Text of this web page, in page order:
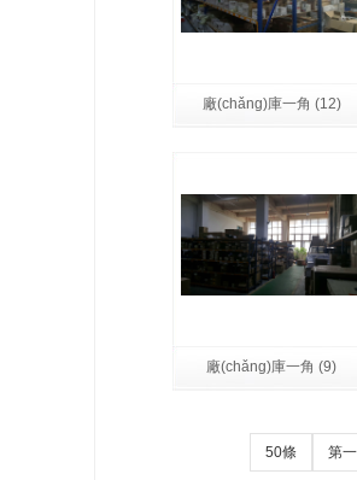
廠(chǎng)庫一角 (12)
廠(chǎng)庫一角 (9)
50條 第